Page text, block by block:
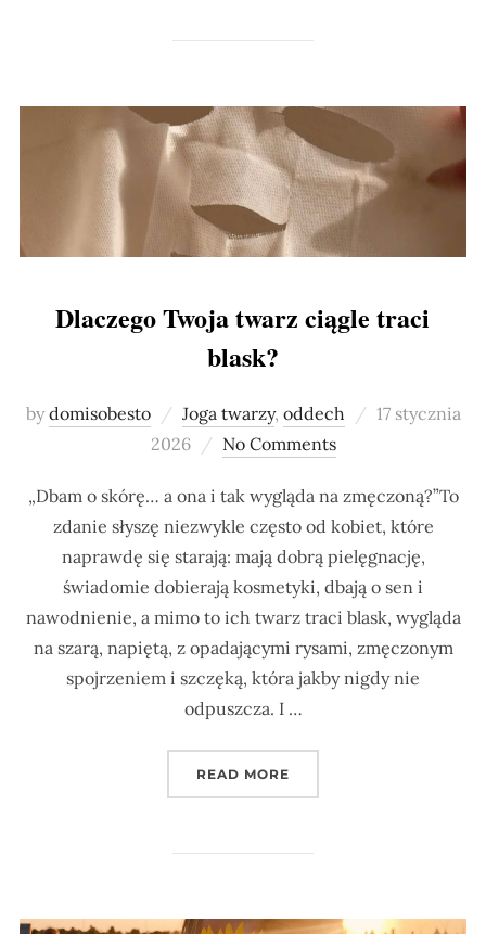
Dlaczego Twoja twarz ciągle traci
blask?
bydomisobesto Joga twarzy, oddech
Posted
17 stycznia
2026
No Comments
„Dbam o skórę… a ona i tak wygląda na zmęczoną?”To
zdanie słyszę niezwykle często od kobiet, które
naprawdę się starają: mają dobrą pielęgnację,
świadomie dobierają kosmetyki, dbają o sen i
nawodnienie, a mimo to ich twarz traci blask, wygląda
na szarą, napiętą, z opadającymi rysami, zmęczonym
spojrzeniem i szczęką, która jakby nigdy nie
odpuszcza. I …
READ MORE